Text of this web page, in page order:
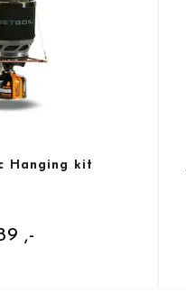
Hanging kit
,-